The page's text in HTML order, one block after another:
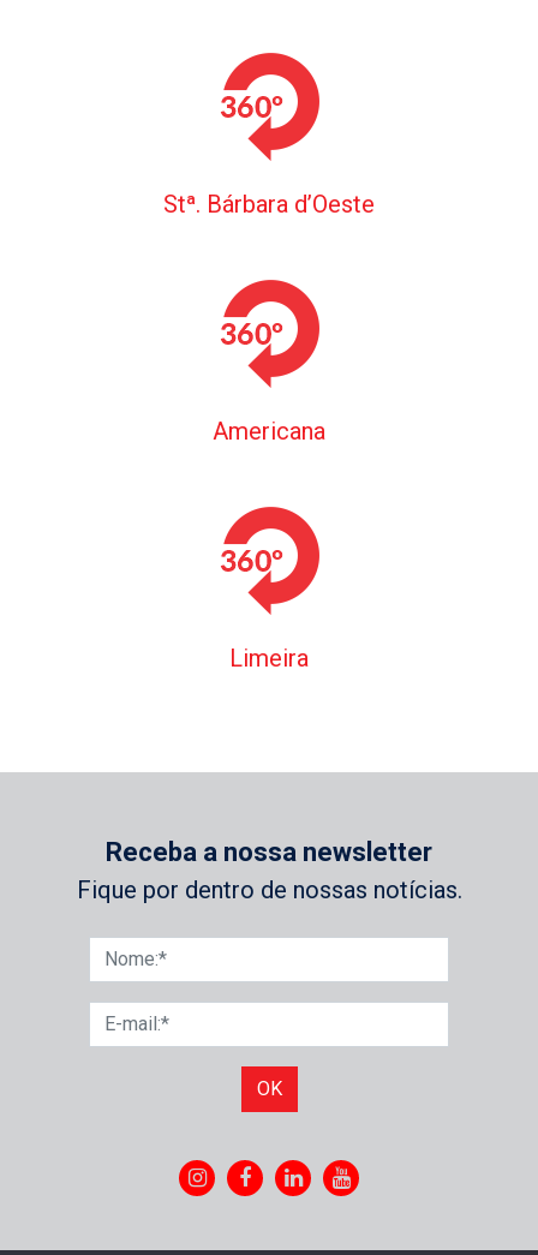
Stª. Bárbara d’Oeste
Americana
Limeira
Receba a nossa newsletter
Fique por dentro de nossas notícias.
OK